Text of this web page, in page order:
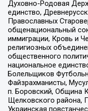
Духовно-Родовая
единство,
Православных
общенациональный
иммиграции, Кровь и
религиозных
общественного
национальное
Болельщиков
Файзрахманисты,
п. Боровский, Община
Щелковского района,
Украинская